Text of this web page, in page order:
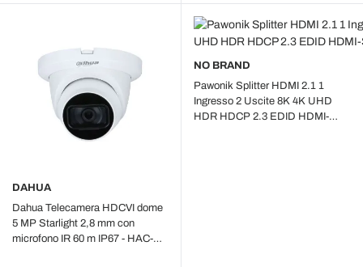
DAHUA
Dahua Telecamera HDCVI dome
5 MP Starlight 2,8 mm con
microfono IR 60 m IP67 - HAC-
NO BRAND
Pawonik Splitter HDMI 2.1 1
Ingresso 2 Uscite 8K 4K UHD
HDR HDCP 2.3 EDID HDMI-